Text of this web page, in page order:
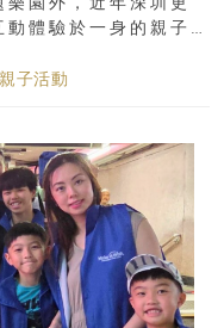
體驗於一身的親子
親子活動